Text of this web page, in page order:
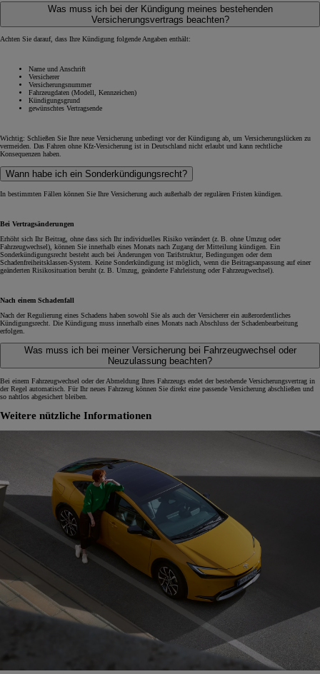
Was muss ich bei der Kündigung meines bestehenden
Versicherungsvertrags beachten?
Achten Sie darauf, dass Ihre Kündigung folgende Angaben enthält:
Name und Anschrift
Versicherer
Versicherungsnummer
Fahrzeugdaten (Modell, Kennzeichen)
Kündigungsgrund
gewünschtes Vertragsende
Wichtig: Schließen Sie Ihre neue Versicherung unbedingt vor der Kündigung ab, um Versicherungslücken zu
vermeiden. Das Fahren ohne Kfz-Versicherung ist in Deutschland nicht erlaubt und kann rechtliche
Konsequenzen haben.
Wann habe ich ein Sonderkündigungsrecht?
In bestimmten Fällen können Sie Ihre Versicherung auch außerhalb der regulären Fristen kündigen.
Bei Vertragsänderungen
Erhöht sich Ihr Beitrag, ohne dass sich Ihr individuelles Risiko verändert (z. B. ohne Umzug oder
Fahrzeugwechsel), können Sie innerhalb eines Monats nach Zugang der Mitteilung kündigen. Ein
Sonderkündigungsrecht besteht auch bei Änderungen von Tarifstruktur, Bedingungen oder dem
Schadenfreiheitsklassen-System. Keine Sonderkündigung ist möglich, wenn die Beitragsanpassung auf einer
geänderten Risikosituation beruht (z. B. Umzug, geänderte Fahrleistung oder Fahrzeugwechsel).
Nach einem Schadenfall
Nach der Regulierung eines Schadens haben sowohl Sie als auch der Versicherer ein außerordentliches
Kündigungsrecht. Die Kündigung muss innerhalb eines Monats nach Abschluss der Schadenbearbeitung
erfolgen.
Was muss ich bei meiner Versicherung bei Fahrzeugwechsel oder
Neuzulassung beachten?
Bei einem Fahrzeugwechsel oder der Abmeldung Ihres Fahrzeugs endet der bestehende Versicherungsvertrag in
der Regel automatisch. Für Ihr neues Fahrzeug können Sie direkt eine passende Versicherung abschließen und
so nahtlos abgesichert bleiben.
Weitere nützliche Informationen